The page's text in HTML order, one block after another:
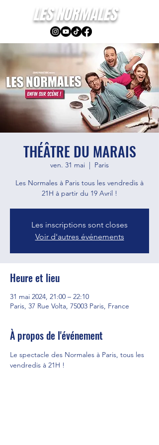
LES NORMALES
THÉÂTRE DU MARAIS
ven. 31 mai
  |
Paris
Les Normales à Paris tous les vendredis à
21H à partir du 19 Avril !
Les inscriptions sont closes
Voir d'autres événements
Heure et lieu
31 mai 2024, 21:00 – 22:10
Paris, 37 Rue Volta, 75003 Paris, France
À propos de l'événement
Le spectacle des Normales à Paris, tous les
vendredis à 21H !